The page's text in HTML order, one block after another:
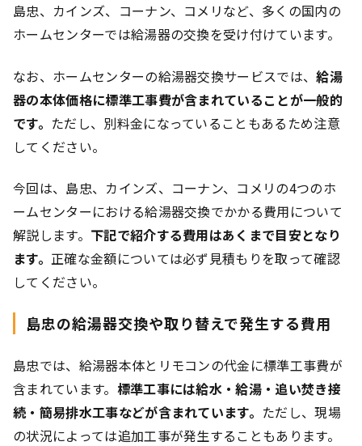
島忠、カインズ、コーナン、コメリなど、多くの国内の
ホームセンターでは給湯器の交換を受け付けています。
なお、ホームセンターの給湯器交換サービスでは、給湯
器の本体価格に標準工事費が含まれていることが一般的
です。 ただし、別料金になっていることもあるため注意
してください。
今回は、島忠、カインズ、コーナン、コメリの4つのホ
ームセンターにおける給湯器交換でかかる費用について
解説します。 下記で紹介する費用はあくまで目安となり
ます。 正確な金額については必ず見積もりを取って確認
してください。
島忠の給湯器交換や取り替えで発生する費用
島忠では、給湯器本体とリモコンの代金に標準工事費が
含まれています。 標準工事には給水・給湯・追い焚き接
続・簡易排水工事などが含まれています。 ただし、現場
の状況によっては追加工事が発生することもあります。